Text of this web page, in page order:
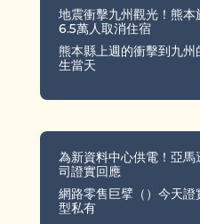
地震衝擊九州觀光！熊
6.5萬人取消住宿
熊本縣上週的衝擊到九
生當天
為新資料中心供電！亞
司證實回應
網路零售巨擘（）今天
型私有